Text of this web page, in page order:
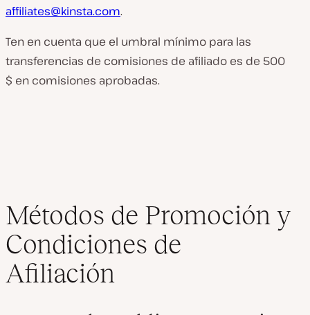
affiliates@kinsta.com.
Ten en cuenta que el umbral mínimo para las
transferencias de comisiones de afiliado es de 500
$ en comisiones aprobadas.
Métodos de Promoción y
Condiciones de
Afiliación